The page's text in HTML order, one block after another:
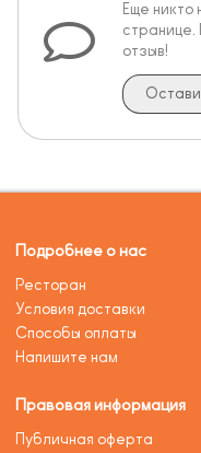
Еще никто
странице.
отзыв!
Подробнее о нас
Ресторан
Условия доставки
Способы оплаты
Напишите нам
Правовая информация
Публичная оферта